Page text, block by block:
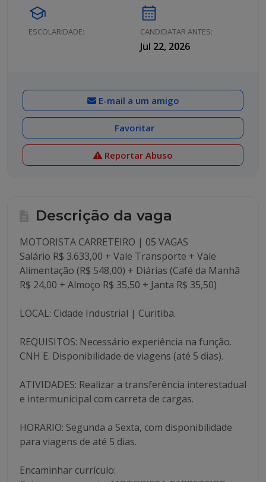
school
ESCOLARIDADE:
calendar_month
CANDIDATAR ANTES:
Jul 22, 2026
E-mail a um amigo
Favoritar
Reportar Abuso
Descrição da vaga
MOTORISTA CARRETEIRO | 05 VAGAS
Salário R$ 3.633,00 + Vale Transporte + Vale
Alimentação (R$ 548,00) + Diárias (Café da Manhã
R$ 24,00 + Almoço R$ 35,50 + Janta R$ 35,50)
LOCAL: Cidade Industrial | Curitiba.
REQUISITOS: Necessário experiência na função.
CNH E. Disponibilidade de viagens (até 5 dias).
ATIVIDADES: Realizar a transferência interestadual
e intermunicipal com carreta de cargas.
HORARIO: Segunda a Sexta, com disponibilidade
para viagens de até 5 dias.
Encaminhar currículo: